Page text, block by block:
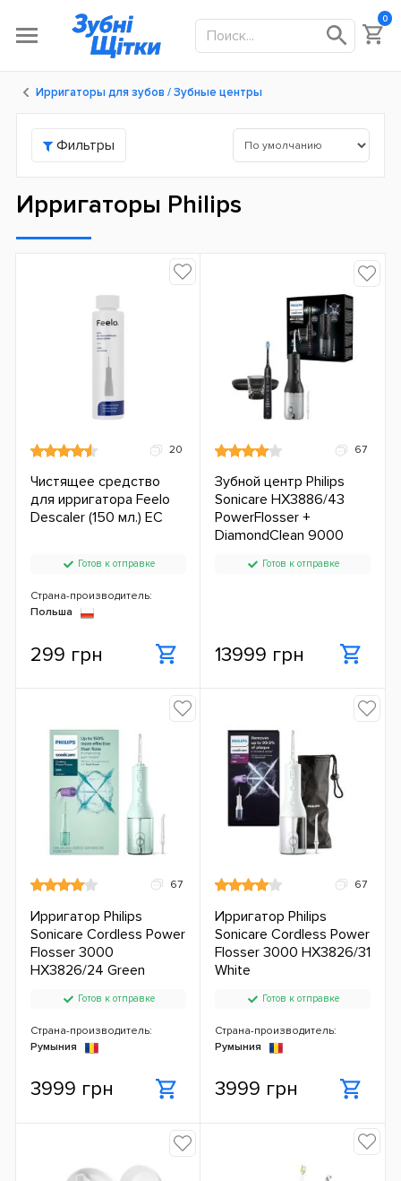
0
Ирригаторы для зубов / Зубные центры
Фильтры
Ирригаторы Philips
20
Чистящее средство
для ирригатора Feelo
Descaler (150 мл.) ЕС
Готов к отправке
Страна-производитель:
Польша
299 грн
67
Зубной центр Philips
Sonicare HX3886/43
PowerFlosser +
DiamondClean 9000
Готов к отправке
13999 грн
67
Ирригатор Philips
Sonicare Cordless Power
Flosser 3000
HX3826/24 Green
Готов к отправке
Страна-производитель:
Румыния
3999 грн
67
Ирригатор Philips
Sonicare Cordless Power
Flosser 3000 HX3826/31
White
Готов к отправке
Страна-производитель:
Румыния
3999 грн